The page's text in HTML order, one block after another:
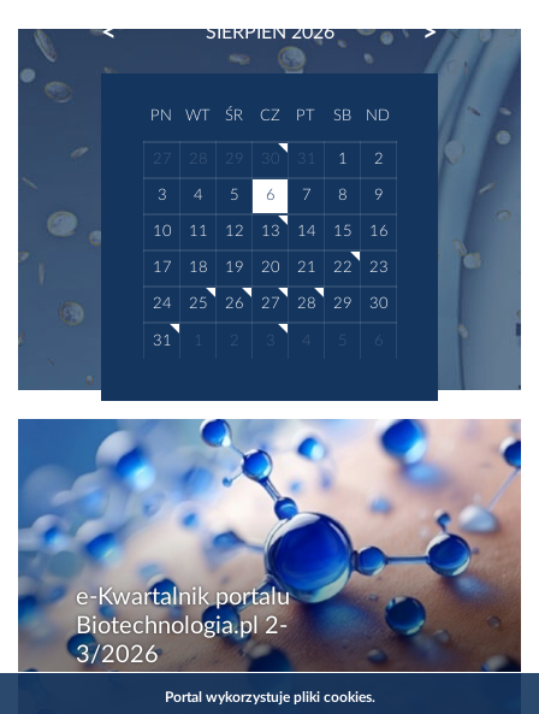
SIERPIEŃ 2026
PREVIOUS NEXT
PN WT ŚR CZ PT SB ND
27 28 29 30 31 1 2
3 4 5 6 7 8 9
10 11 12 13 14 15 16
17 18 19 20 21 22 23
24 25 26 27 28 29 30
31 1 2 3 4 5 6
e-Kwartalnik portalu
Biotechnologia.pl 2-
3/2026
Portal wykorzystuje pliki cookies.